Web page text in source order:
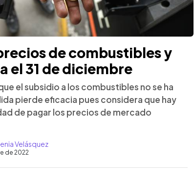
de combustibles y
el 31 de diciembre
el subsidio a los combustibles no se ha
pierde eficacia pues considera que hay
de pagar los precios de mercado
Velásquez
de 2022